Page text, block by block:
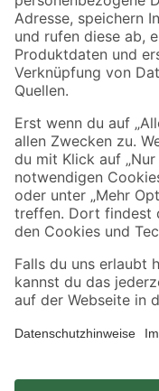
Zahlungsarten
Sicher einkaufen
Jetzt die toom-App
Alle Preisangaben in EUR inkl.
Umständen nicht in allen Märkten
Produkte nur solange der Vorrat
*Paketversand ab 59 €